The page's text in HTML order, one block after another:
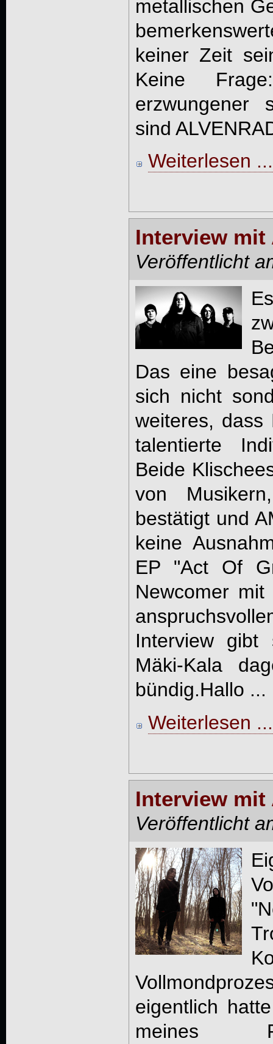
metallischen
keiner Zeit
Keine
erzwungener
sind
Weiterlesen ...
Interview mit
Veröffentlicht
Das eine
sich nicht
weiteres, dass
talentierte
Beide
von
bestätigt und
keine
EP "Act Of
Newcomer mit
Interview gibt
Mäki-Kala
bündig.Hallo ...
Weiterlesen ...
Interview mit
Veröffentlicht
eigentlich
meines